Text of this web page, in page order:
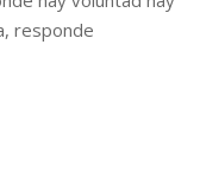
responde